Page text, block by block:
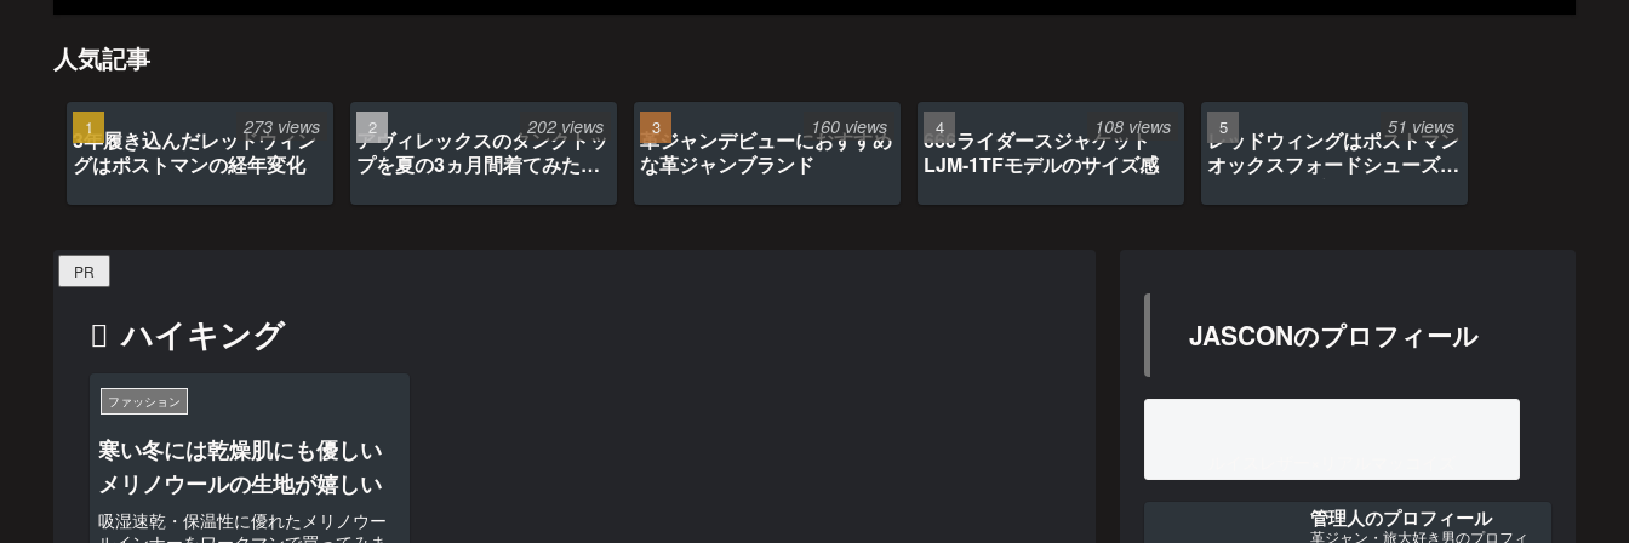
人気記事
3年履き込んだレッドウィン
グはポストマンの経年変化
273 views
アヴィレックスのタンクトッ
プを夏の3ヵ月間着てみたら
202 views
革ジャンデビューにおすすめ
な革ジャンブランド
160 views
666ライダースジャケット
LJM-1TFモデルのサイズ感
108 views
レッドウィングはポストマン
オックスフォードシューズ約
1年間の経年変化
51 views
PR
ハイキング
ファッション
寒い冬には乾燥肌にも優しい
メリノウールの生地が嬉しい
吸湿速乾・保温性に優れたメリノウー
JASCONのプロフィール
管理人のプロフィール
革ジャン・旅大好き男のプロフィ